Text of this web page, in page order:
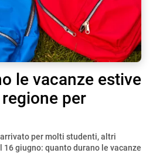
le vacanze estive
per
per molti studenti, altri
giugno: quanto durano le vacanze